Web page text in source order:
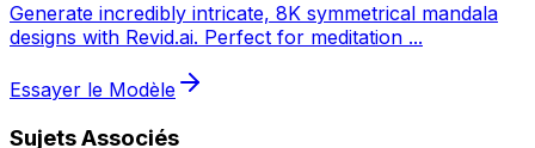
Generate incredibly intricate, 8K symmetrical mandala
designs with Revid.ai. Perfect for meditation ...
Essayer le Modèle
Sujets Associés